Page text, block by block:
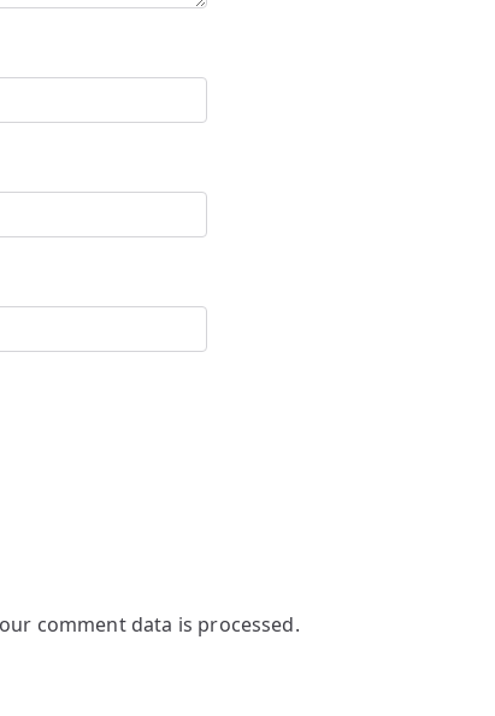
comment data is processed.